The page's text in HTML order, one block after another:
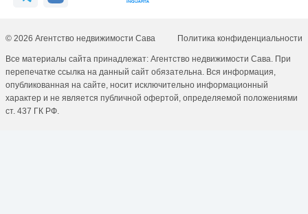
© 2026 Агентство недвижимости Сава Политика конфиденциальности
Все материалы сайта принадлежат: Агентство недвижимости Сава. При
перепечатке ссылка на данный сайт обязательна. Вся информация,
опубликованная на сайте, носит исключительно информационный
характер и не является публичной офертой, определяемой положениями
ст. 437 ГК РФ.